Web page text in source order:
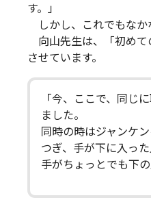
す。」
しかし、これでもなか
向山先生は、「初めて
させています。
「今、ここで、同じ
ました。
同時の時はジャンケン
つぎ、手が下に入った
手がちょっとでも下の